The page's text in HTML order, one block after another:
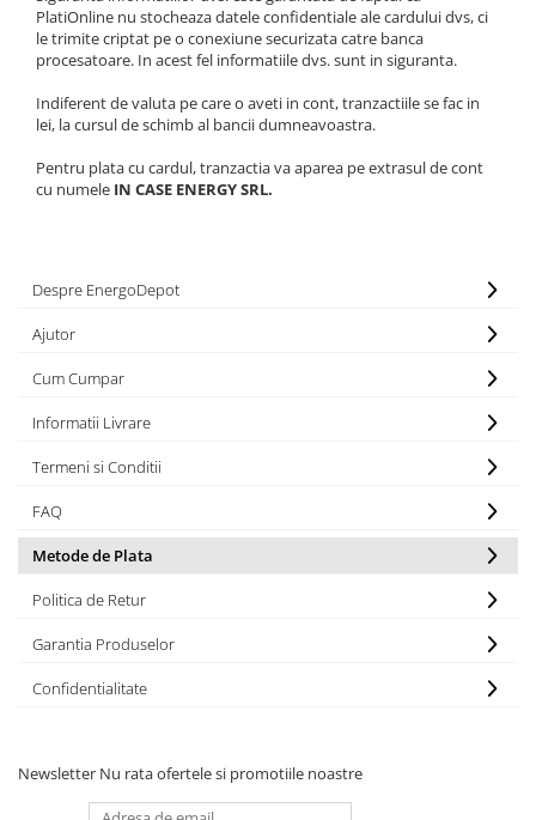
ecranate
PlatiOnline nu stocheaza datele confidentiale ale cardului dvs, ci
le trimite criptat pe o conexiune securizata catre banca
procesatoare. In acest fel informatiile dvs. sunt in siguranta.
Indiferent de valuta pe care o aveti in cont, tranzactiile se fac in
lei, la cursul de schimb al bancii dumneavoastra.
Pentru plata cu cardul, tranzactia va aparea pe extrasul de cont
cu numele IN CASE ENERGY SRL.
Despre EnergoDepot
Ajutor
Cum Cumpar
Informatii Livrare
Termeni si Conditii
FAQ
Metode de Plata
Politica de Retur
Garantia Produselor
Confidentialitate
Newsletter Nu rata ofertele si promotiile noastre